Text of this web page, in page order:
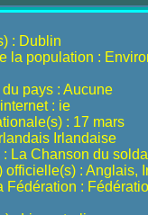
: Dublin
la population :
pays : Aucune
: ie
: 17 mars
Irlandaise
: La Chanson du
officielle(s) : Anglais,
Fédération :